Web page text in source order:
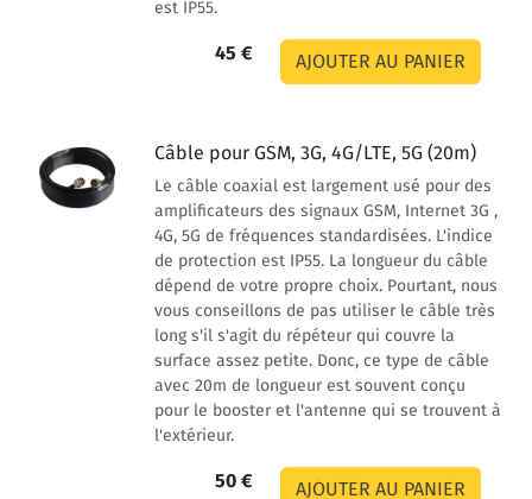
est IP55.
45 €
Câble pour GSM, 3G, 4G/LTE, 5G (20m)
Le câble coaxial est largement usé pour des
amplificateurs des signaux GSM, Internet 3G ,
4G, 5G de fréquences standardisées. L'indice
de protection est IP55. La longueur du câble
dépend de votre propre choix. Pourtant, nous
vous conseillons de pas utiliser le câble très
long s'il s'agit du répéteur qui couvre la
surface assez petite. Donc, ce type de câble
avec 20m de longueur est souvent conçu
pour le booster et l'antenne qui se trouvent à
l'extérieur.
50 €